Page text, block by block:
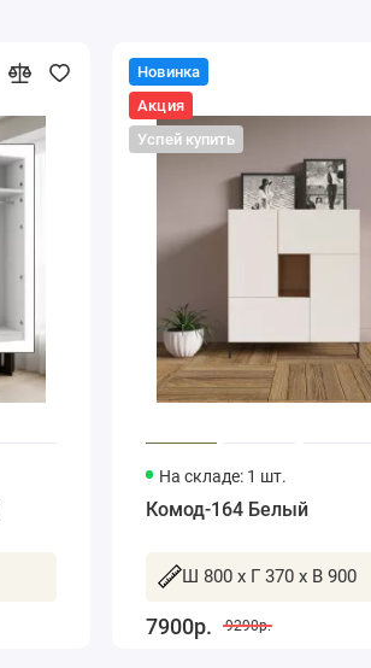
Новинка
Акция
Успей купить
На складе: 1 шт.
Комод-164 Белый
Ш 800 x Г 370 x В 900
7900р. 9290р.